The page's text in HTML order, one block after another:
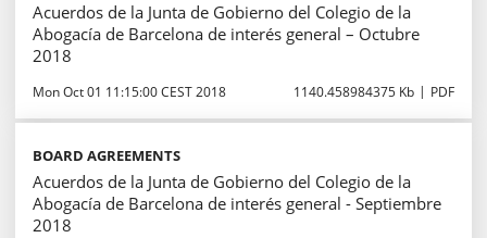
Acuerdos de la Junta de Gobierno del Colegio de la
Abogacía de Barcelona de interés general – Octubre
2018
Mon Oct 01 11:15:00 CEST 2018 1140.458984375 Kb PDF
BOARD AGREEMENTS
Acuerdos de la Junta de Gobierno del Colegio de la
Abogacía de Barcelona de interés general - Septiembre
2018